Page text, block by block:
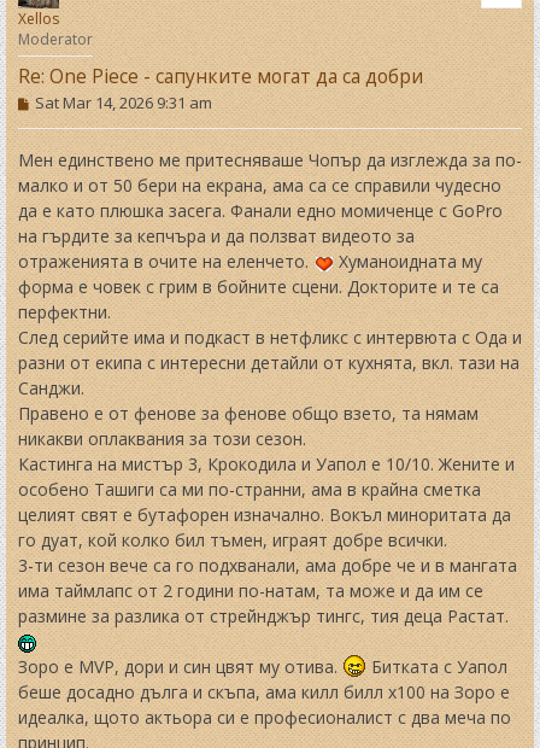
Xellos
Moderator
Re: One Piece - сапунките могат да са добри
P
o
s
t
Sat Mar 14, 2026 9:31 am
Мен единствено ме притесняваше Чопър да изглежда за по-
малко и от 50 бери на екрана, ама са се справили чудесно
да е като плюшка засега. Фанали едно момиченце с GoPro
на гърдите за кепчъра и да ползват видеото за
отраженията в очите на еленчето.
Хуманоидната му
форма е човек с грим в бойните сцени. Докторите и те са
перфектни.
След серийте има и подкаст в нетфликс с интервюта с Ода и
разни от екипа с интересни детайли от кухнята, вкл. тази на
Санджи.
Правено е от фенове за фенове общо взето, та нямам
никакви оплаквания за този сезон.
Кастинга на мистър 3, Крокодила и Уапол е 10/10. Жените и
особено Ташиги са ми по-странни, ама в крайна сметка
целият свят е бутафорен изначално. Вокъл миноритата да
го дуат, кой колко бил тъмен, играят добре всички.
3-ти сезон вече са го подхванали, ама добре че и в мангата
има таймлапс от 2 години по-натам, та може и да им се
размине за разлика от стрейнджър тингс, тия деца Растат.
Зоро е MVP, дори и син цвят му отива.
Битката с Уапол
беше досадно дълга и скъпа, ама килл билл х100 на Зоро е
идеалка, щото актьора си е професионалист с два меча по
принцип.